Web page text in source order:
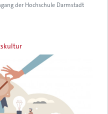
der Hochschule Darmstadt